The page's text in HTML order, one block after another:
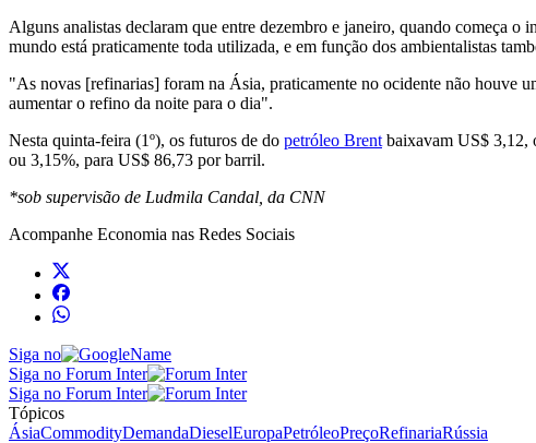
Alguns analistas declaram que entre dezembro e janeiro, quando começa
mundo está praticamente toda utilizada, e em função dos ambientalistas
"As novas [refinarias] foram na Ásia, praticamente no ocidente não houve
aumentar o refino da noite para o dia".
Nesta quinta-feira (1º), os futuros de do petróleo Brent baixavam US$ 3,12,
ou 3,15%, para US$ 86,73 por barril.
*sob supervisão de Ludmila Candal, da CNN
Acompanhe Economia nas Redes Sociais
Siga no
Siga no Forum Inter
Siga no Forum Inter
Tópicos
ÁsiaCommodityDemandaDieselEuropaPetróleoPreçoRefinariaRússia